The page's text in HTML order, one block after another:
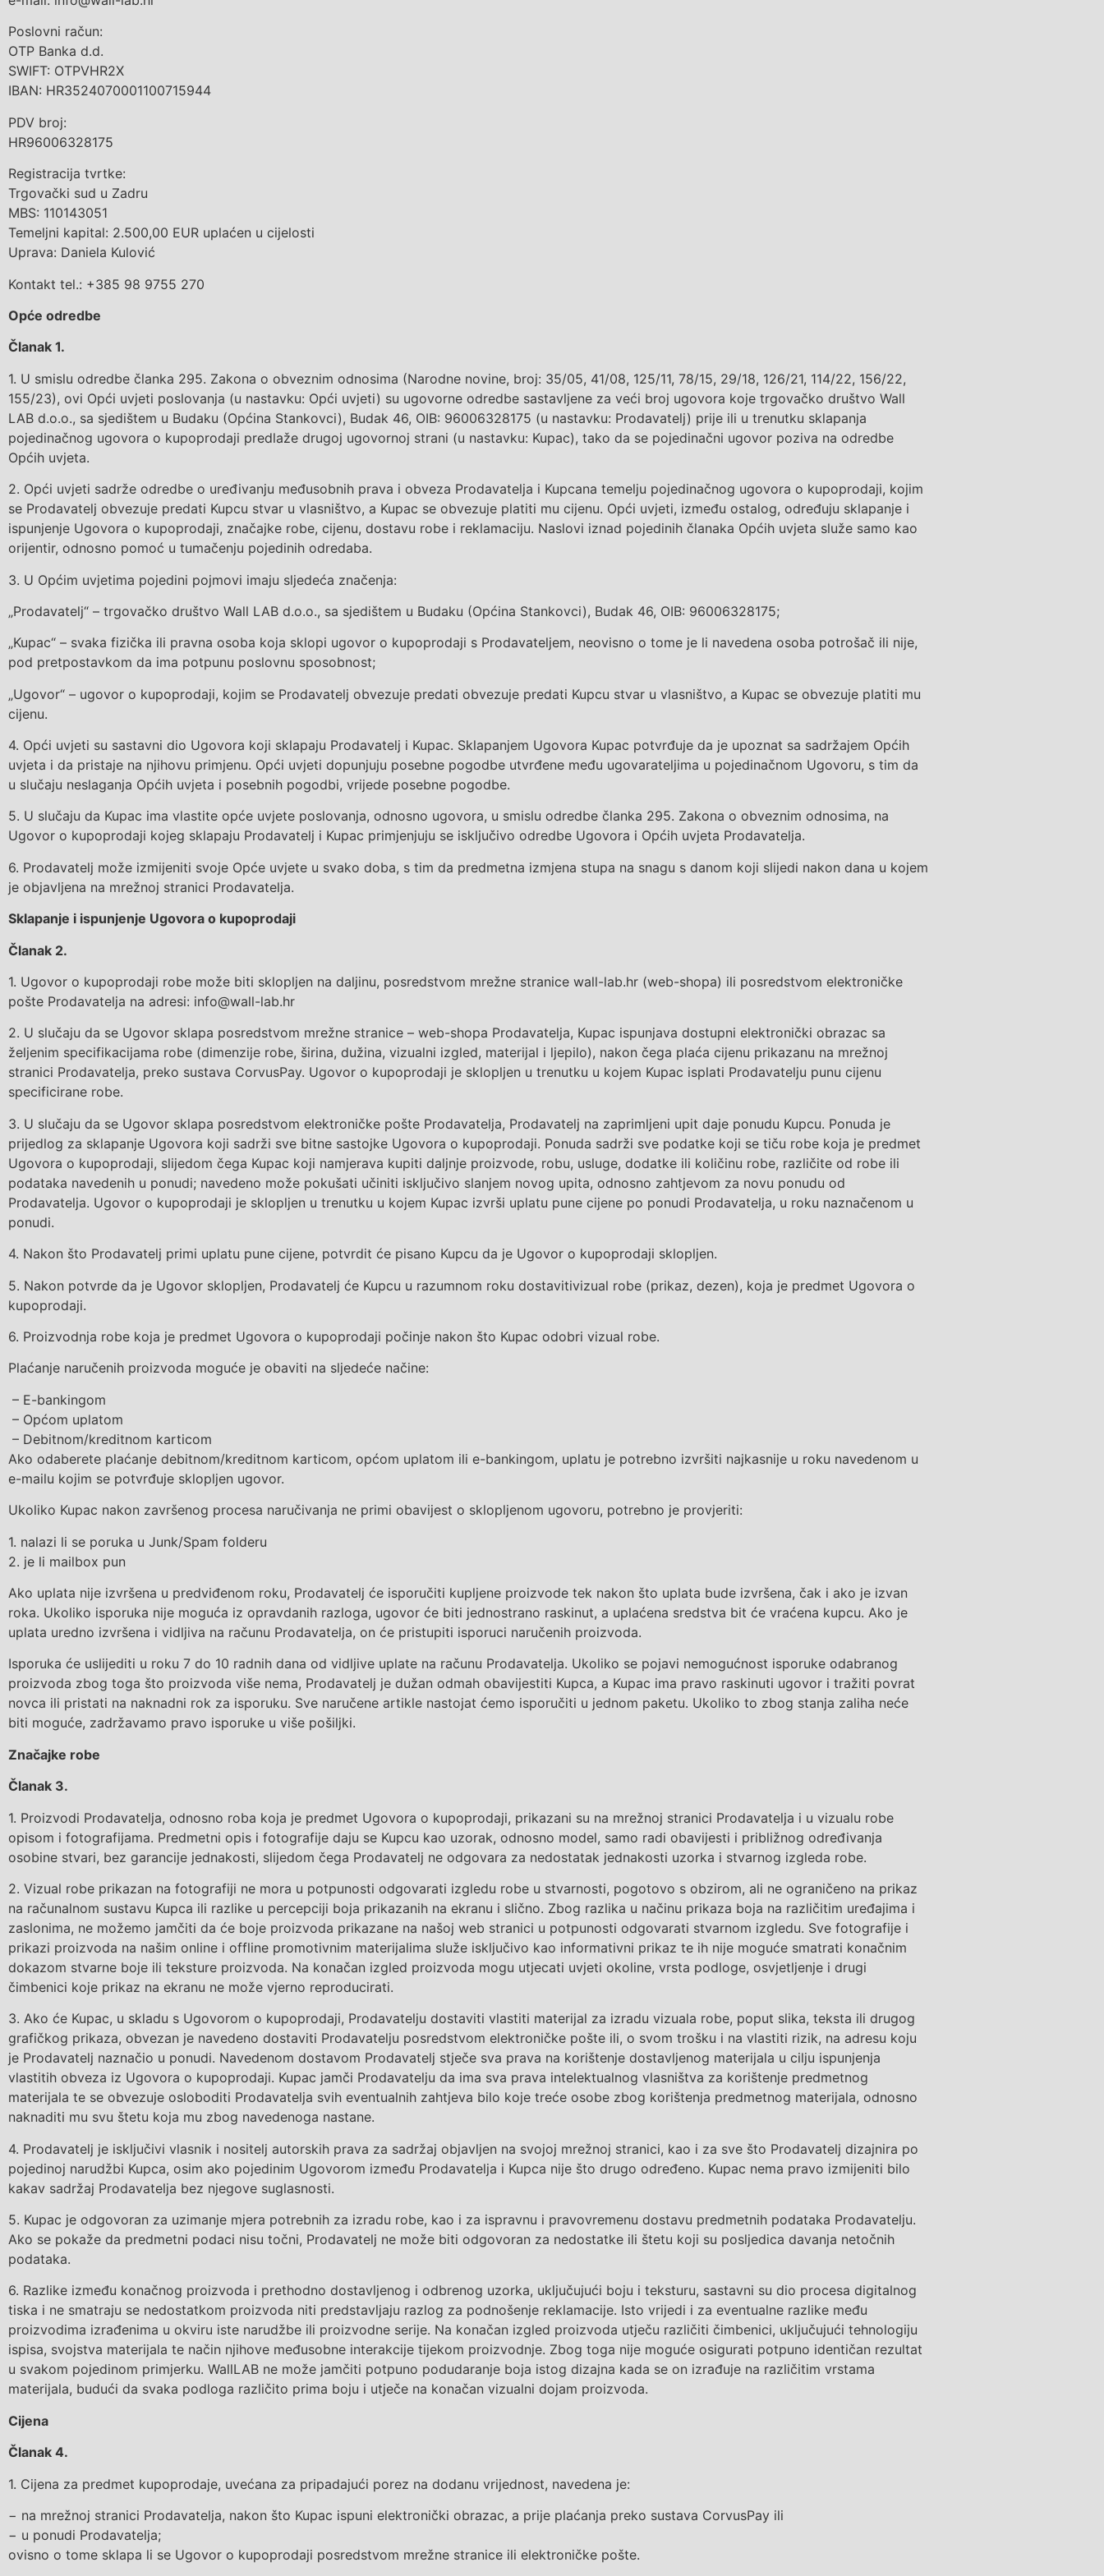
Poslovni račun:
OTP Banka d.d.
SWIFT: OTPVHR2X
IBAN: HR3524070001100715944
PDV broj:
HR96006328175
Registracija tvrtke:
Trgovački sud u Zadru
MBS: 110143051
Temeljni kapital: 2.500,00 EUR uplaćen u cijelosti
Uprava: Daniela Kulović
Kontakt tel.: +385 98 9755 270
Opće odredbe
Članak 1.
1. U smislu odredbe članka 295. Zakona o obveznim odnosima (Narodne novine, broj: 35/05, 41/08, 125/11, 78/15, 29/18, 126/21, 114/22, 156/22,
155/23), ovi Opći uvjeti poslovanja (u nastavku: Opći uvjeti) su ugovorne odredbe sastavljene za veći broj ugovora koje trgovačko društvo Wall
LAB d.o.o., sa sjedištem u Budaku (Općina Stankovci), Budak 46, OIB: 96006328175 (u nastavku: Prodavatelj) prije ili u trenutku sklapanja
pojedinačnog ugovora o kupoprodaji predlaže drugoj ugovornoj strani (u nastavku: Kupac), tako da se pojedinačni ugovor poziva na odredbe
Općih uvjeta.
2. Opći uvjeti sadrže odredbe o uređivanju međusobnih prava i obveza Prodavatelja i Kupcana temelju pojedinačnog ugovora o kupoprodaji, kojim
se Prodavatelj obvezuje predati Kupcu stvar u vlasništvo, a Kupac se obvezuje platiti mu cijenu. Opći uvjeti, između ostalog, određuju sklapanje i
ispunjenje Ugovora o kupoprodaji, značajke robe, cijenu, dostavu robe i reklamaciju. Naslovi iznad pojedinih članaka Općih uvjeta služe samo kao
orijentir, odnosno pomoć u tumačenju pojedinih odredaba.
3. U Općim uvjetima pojedini pojmovi imaju sljedeća značenja:
„Prodavatelj“ – trgovačko društvo Wall LAB d.o.o., sa sjedištem u Budaku (Općina Stankovci), Budak 46, OIB: 96006328175;
„Kupac“ – svaka fizička ili pravna osoba koja sklopi ugovor o kupoprodaji s Prodavateljem, neovisno o tome je li navedena osoba potrošač ili nije,
pod pretpostavkom da ima potpunu poslovnu sposobnost;
„Ugovor“ – ugovor o kupoprodaji, kojim se Prodavatelj obvezuje predati obvezuje predati Kupcu stvar u vlasništvo, a Kupac se obvezuje platiti mu
cijenu.
4. Opći uvjeti su sastavni dio Ugovora koji sklapaju Prodavatelj i Kupac. Sklapanjem Ugovora Kupac potvrđuje da je upoznat sa sadržajem Općih
uvjeta i da pristaje na njihovu primjenu. Opći uvjeti dopunjuju posebne pogodbe utvrđene među ugovarateljima u pojedinačnom Ugovoru, s tim da
u slučaju neslaganja Općih uvjeta i posebnih pogodbi, vrijede posebne pogodbe.
5. U slučaju da Kupac ima vlastite opće uvjete poslovanja, odnosno ugovora, u smislu odredbe članka 295. Zakona o obveznim odnosima, na
Ugovor o kupoprodaji kojeg sklapaju Prodavatelj i Kupac primjenjuju se isključivo odredbe Ugovora i Općih uvjeta Prodavatelja.
6. Prodavatelj može izmijeniti svoje Opće uvjete u svako doba, s tim da predmetna izmjena stupa na snagu s danom koji slijedi nakon dana u kojem
je objavljena na mrežnoj stranici Prodavatelja.
Sklapanje i ispunjenje Ugovora o kupoprodaji
Članak 2.
1. Ugovor o kupoprodaji robe može biti sklopljen na daljinu, posredstvom mrežne stranice wall-lab.hr (web-shopa) ili posredstvom elektroničke
pošte Prodavatelja na adresi: info@wall-lab.hr
2. U slučaju da se Ugovor sklapa posredstvom mrežne stranice – web-shopa Prodavatelja, Kupac ispunjava dostupni elektronički obrazac sa
željenim specifikacijama robe (dimenzije robe, širina, dužina, vizualni izgled, materijal i ljepilo), nakon čega plaća cijenu prikazanu na mrežnoj
stranici Prodavatelja, preko sustava CorvusPay. Ugovor o kupoprodaji je sklopljen u trenutku u kojem Kupac isplati Prodavatelju punu cijenu
specificirane robe.
3. U slučaju da se Ugovor sklapa posredstvom elektroničke pošte Prodavatelja, Prodavatelj na zaprimljeni upit daje ponudu Kupcu. Ponuda je
prijedlog za sklapanje Ugovora koji sadrži sve bitne sastojke Ugovora o kupoprodaji. Ponuda sadrži sve podatke koji se tiču robe koja je predmet
Ugovora o kupoprodaji, slijedom čega Kupac koji namjerava kupiti daljnje proizvode, robu, usluge, dodatke ili količinu robe, različite od robe ili
podataka navedenih u ponudi; navedeno može pokušati učiniti isključivo slanjem novog upita, odnosno zahtjevom za novu ponudu od
Prodavatelja. Ugovor o kupoprodaji je sklopljen u trenutku u kojem Kupac izvrši uplatu pune cijene po ponudi Prodavatelja, u roku naznačenom u
ponudi.
4. Nakon što Prodavatelj primi uplatu pune cijene, potvrdit će pisano Kupcu da je Ugovor o kupoprodaji sklopljen.
5. Nakon potvrde da je Ugovor sklopljen, Prodavatelj će Kupcu u razumnom roku dostavitivizual robe (prikaz, dezen), koja je predmet Ugovora o
kupoprodaji.
6. Proizvodnja robe koja je predmet Ugovora o kupoprodaji počinje nakon što Kupac odobri vizual robe.
Plaćanje naručenih proizvoda moguće je obaviti na sljedeće načine:
– E-bankingom
– Općom uplatom
– Debitnom/kreditnom karticom
Ako odaberete plaćanje debitnom/kreditnom karticom, općom uplatom ili e-bankingom, uplatu je potrebno izvršiti najkasnije u roku navedenom u
e-mailu kojim se potvrđuje sklopljen ugovor.
Ukoliko Kupac nakon završenog procesa naručivanja ne primi obavijest o sklopljenom ugovoru, potrebno je provjeriti:
1. nalazi li se poruka u Junk/Spam folderu
2. je li mailbox pun
Ako uplata nije izvršena u predviđenom roku, Prodavatelj će isporučiti kupljene proizvode tek nakon što uplata bude izvršena, čak i ako je izvan
roka. Ukoliko isporuka nije moguća iz opravdanih razloga, ugovor će biti jednostrano raskinut, a uplaćena sredstva bit će vraćena kupcu. Ako je
uplata uredno izvršena i vidljiva na računu Prodavatelja, on će pristupiti isporuci naručenih proizvoda.
Isporuka će uslijediti u roku 7 do 10 radnih dana od vidljive uplate na računu Prodavatelja. Ukoliko se pojavi nemogućnost isporuke odabranog
proizvoda zbog toga što proizvoda više nema, Prodavatelj je dužan odmah obavijestiti Kupca, a Kupac ima pravo raskinuti ugovor i tražiti povrat
novca ili pristati na naknadni rok za isporuku. Sve naručene artikle nastojat ćemo isporučiti u jednom paketu. Ukoliko to zbog stanja zaliha neće
biti moguće, zadržavamo pravo isporuke u više pošiljki.
Značajke robe
Članak 3.
1. Proizvodi Prodavatelja, odnosno roba koja je predmet Ugovora o kupoprodaji, prikazani su na mrežnoj stranici Prodavatelja i u vizualu robe
opisom i fotografijama. Predmetni opis i fotografije daju se Kupcu kao uzorak, odnosno model, samo radi obavijesti i približnog određivanja
osobine stvari, bez garancije jednakosti, slijedom čega Prodavatelj ne odgovara za nedostatak jednakosti uzorka i stvarnog izgleda robe.
2. Vizual robe prikazan na fotografiji ne mora u potpunosti odgovarati izgledu robe u stvarnosti, pogotovo s obzirom, ali ne ograničeno na prikaz
na računalnom sustavu Kupca ili razlike u percepciji boja prikazanih na ekranu i slično. Zbog razlika u načinu prikaza boja na različitim uređajima i
zaslonima, ne možemo jamčiti da će boje proizvoda prikazane na našoj web stranici u potpunosti odgovarati stvarnom izgledu. Sve fotografije i
prikazi proizvoda na našim online i offline promotivnim materijalima služe isključivo kao informativni prikaz te ih nije moguće smatrati konačnim
dokazom stvarne boje ili teksture proizvoda. Na konačan izgled proizvoda mogu utjecati uvjeti okoline, vrsta podloge, osvjetljenje i drugi
čimbenici koje prikaz na ekranu ne može vjerno reproducirati.
3. Ako će Kupac, u skladu s Ugovorom o kupoprodaji, Prodavatelju dostaviti vlastiti materijal za izradu vizuala robe, poput slika, teksta ili drugog
grafičkog prikaza, obvezan je navedeno dostaviti Prodavatelju posredstvom elektroničke pošte ili, o svom trošku i na vlastiti rizik, na adresu koju
je Prodavatelj naznačio u ponudi. Navedenom dostavom Prodavatelj stječe sva prava na korištenje dostavljenog materijala u cilju ispunjenja
vlastitih obveza iz Ugovora o kupoprodaji. Kupac jamči Prodavatelju da ima sva prava intelektualnog vlasništva za korištenje predmetnog
materijala te se obvezuje osloboditi Prodavatelja svih eventualnih zahtjeva bilo koje treće osobe zbog korištenja predmetnog materijala, odnosno
naknaditi mu svu štetu koja mu zbog navedenoga nastane.
4. Prodavatelj je isključivi vlasnik i nositelj autorskih prava za sadržaj objavljen na svojoj mrežnoj stranici, kao i za sve što Prodavatelj dizajnira po
pojedinoj narudžbi Kupca, osim ako pojedinim Ugovorom između Prodavatelja i Kupca nije što drugo određeno. Kupac nema pravo izmijeniti bilo
kakav sadržaj Prodavatelja bez njegove suglasnosti.
5. Kupac je odgovoran za uzimanje mjera potrebnih za izradu robe, kao i za ispravnu i pravovremenu dostavu predmetnih podataka Prodavatelju.
Ako se pokaže da predmetni podaci nisu točni, Prodavatelj ne može biti odgovoran za nedostatke ili štetu koji su posljedica davanja netočnih
podataka.
6. Razlike između konačnog proizvoda i prethodno dostavljenog i odbrenog uzorka, uključujući boju i teksturu, sastavni su dio procesa digitalnog
tiska i ne smatraju se nedostatkom proizvoda niti predstavljaju razlog za podnošenje reklamacije. Isto vrijedi i za eventualne razlike među
proizvodima izrađenima u okviru iste narudžbe ili proizvodne serije. Na konačan izgled proizvoda utječu različiti čimbenici, uključujući tehnologiju
ispisa, svojstva materijala te način njihove međusobne interakcije tijekom proizvodnje. Zbog toga nije moguće osigurati potpuno identičan rezultat
u svakom pojedinom primjerku. WallLAB ne može jamčiti potpuno podudaranje boja istog dizajna kada se on izrađuje na različitim vrstama
materijala, budući da svaka podloga različito prima boju i utječe na konačan vizualni dojam proizvoda.
Cijena
Članak 4.
1. Cijena za predmet kupoprodaje, uvećana za pripadajući porez na dodanu vrijednost, navedena je:
− na mrežnoj stranici Prodavatelja, nakon što Kupac ispuni elektronički obrazac, a prije plaćanja preko sustava CorvusPay ili
− u ponudi Prodavatelja;
ovisno o tome sklapa li se Ugovor o kupoprodaji posredstvom mrežne stranice ili elektroničke pošte.